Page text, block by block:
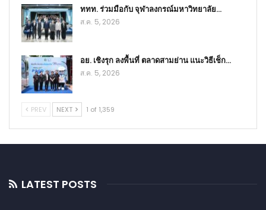
ททท. ร่วมมือกับ จุฬาลงกรณ์มหาวิทยาลัย…
ส.ค. 5, 2026
อย. เชิงรุก ลงพื้นที่ ตลาดสามย่าน แนะวิธีเช็ก…
ส.ค. 5, 2026
PREV NEXT 1 of 1,359
LATEST POSTS